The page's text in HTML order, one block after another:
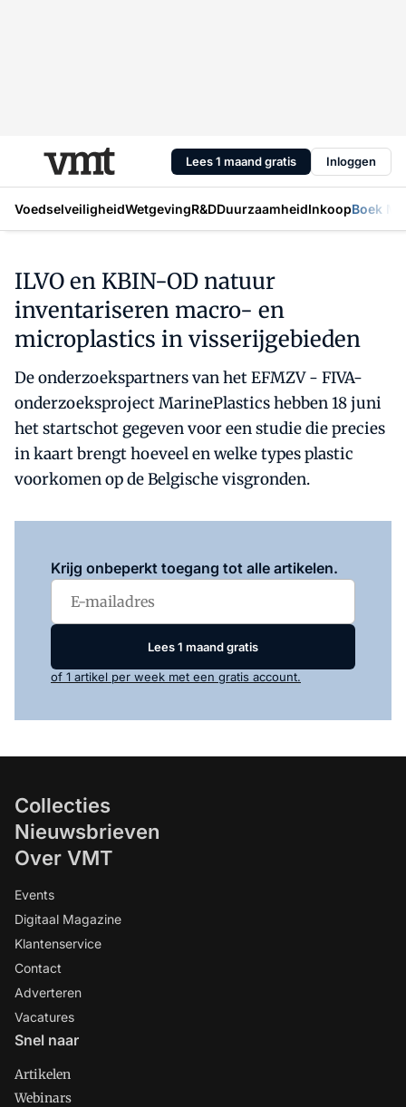
Lees 1 maand gratis Inloggen
VoedselveiligheidWetgevingR&DDuurzaamheidInkoopBoek
ILVO en KBIN-OD natuur
inventariseren macro- en
microplastics in visserijgebieden
De onderzoekspartners van het EFMZV - FIVA-
onderzoeksproject MarinePlastics hebben 18 juni
het startschot gegeven voor een studie die precies
in kaart brengt hoeveel en welke types plastic
voorkomen op de Belgische visgronden.
Krijg onbeperkt toegang tot alle artikelen.
Lees 1 maand gratis
of 1 artikel per week met een gratis account.
Collecties
Nieuwsbrieven
Over VMT
Events
Digitaal Magazine
Klantenservice
Contact
Adverteren
Vacatures
Snel naar
Artikelen
Webinars